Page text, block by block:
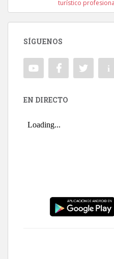
turístico
SÍGUENOS
EN DIRECTO